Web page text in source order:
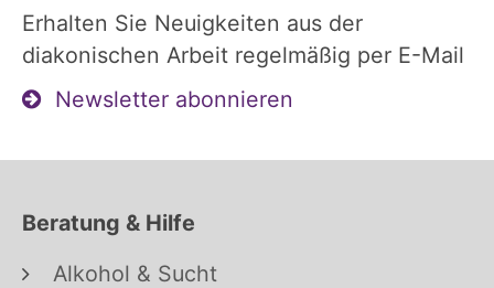
Erhalten Sie Neuigkeiten aus der
diakonischen Arbeit regelmäßig per E-Mail
Newsletter abonnieren
Beratung & Hilfe
Alkohol & Sucht